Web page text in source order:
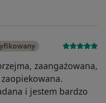
zaangażowana,
zaopiekowana.
i jestem bardzo